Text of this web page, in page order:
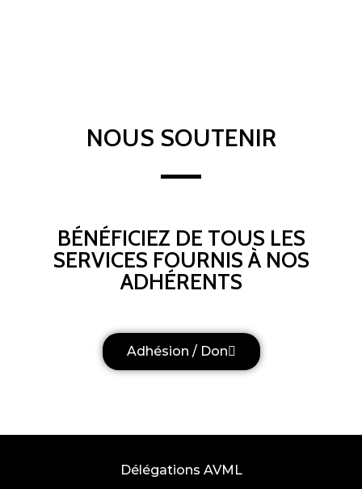
NOUS SOUTENIR
BÉNÉFICIEZ DE TOUS LES
SERVICES FOURNIS À NOS
ADHÉRENTS
Adhésion / Don
Délégations AVML